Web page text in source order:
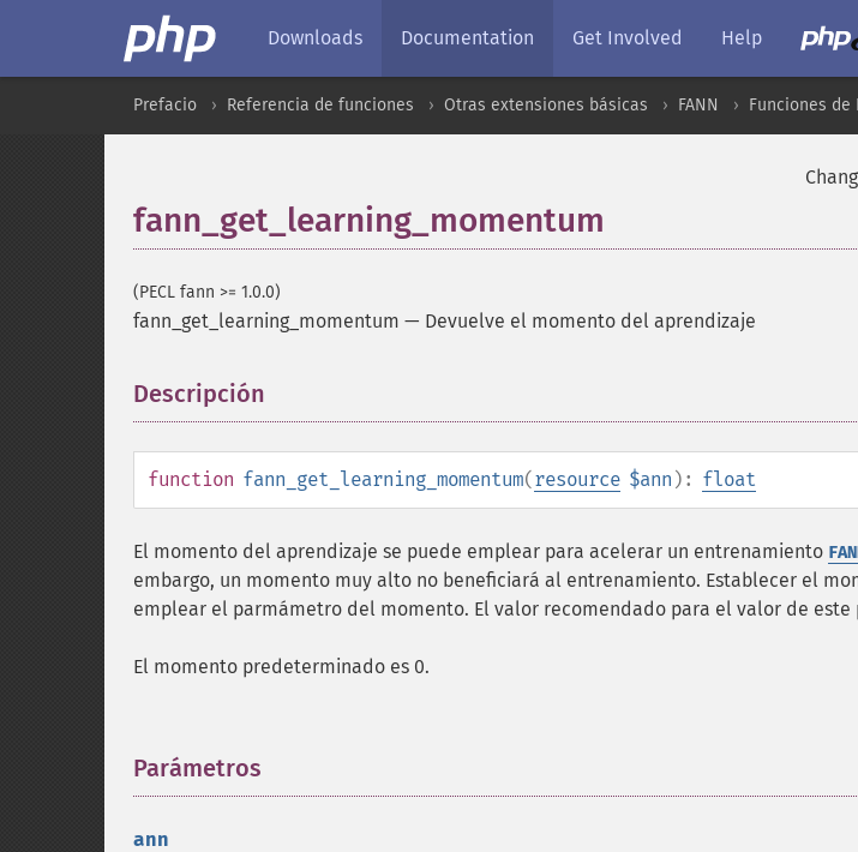
Downloads Documentation Get Involved Help
Prefacio Referencia de funciones Otras extensiones básicas FANN Funciones de
fann_get_learning_momentum
(PECL fann >= 1.0.0)
fann_get_learning_momentum — Devuelve el momento del aprendizaje
Descripción
function fann_get_learning_momentum(resource $ann ): float
El momento del aprendizaje se puede emplear para acelerar un entrenamiento
embargo, un momento muy alto no beneficiará al entrenamiento. Establecer el
emplear el parmámetro del momento. El valor recomendado para el valor de este
El momento predeterminado es 0.
Parámetros
ann